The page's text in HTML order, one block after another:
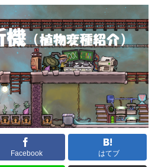
Facebook はてブ